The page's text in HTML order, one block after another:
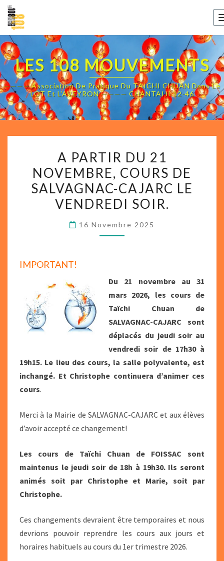
Skip
content
LES 108 MOUVEMENTS
———— Association De Pratique Du TAICHI CHUAN Dans Le
LOT Et L'AVEYRON ———— CHANTAIJI 12-46
PARTIR
DU
21
NOVEMBRE,
DE
VENDREDI
SOIR.
A PARTIR DU 21
NOVEMBRE, COURS DE
SALVAGNAC-CAJARC LE
VENDREDI SOIR.
16 Novembre 2025
IMPORTANT!
Du 21 novembre au 31
mars 2026, les cours de
Taïchi Chuan de
SALVAGNAC-CAJARC sont
déplacés du jeudi soir au
vendredi soir de 17h30 à
19h15. Le lieu des cours, la salle polyvalente, est
inchangé. Et Christophe continuera d’animer ces
cours.
Merci à la Mairie de SALVAGNAC-CAJARC et aux élèves
d’avoir accepté ce changement!
Les cours de Taïchi Chuan de FOISSAC sont
maintenus le jeudi soir de 18h à 19h30. Ils seront
animés soit par Christophe et Marie, soit par
Christophe.
Ces changements devraient être temporaires et nous
devrions pouvoir reprendre les cours aux jours et
horaires habituels au cours du 1er trimestre 2026.